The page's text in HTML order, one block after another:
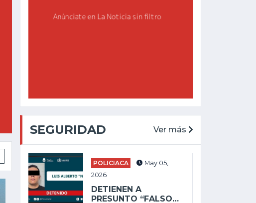
SEGURIDAD Ver más
POLICIACA
May 05,
2026
DETIENEN A
PRESUNTO “FALSO…